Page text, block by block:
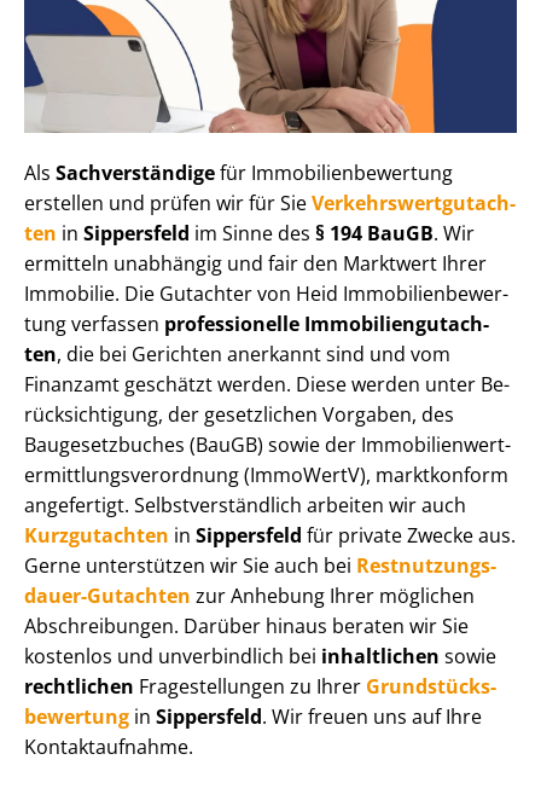
Als Sachverständigefür Im­mo­bi­li­en­be­wer­tung
erstellen und prüfen wir für SieVer­kehrs­wert­gut­ach­
ten in Sippersfeld im Sinne des § 194 BauGB. Wir
ermitteln unabhängig und fair den Marktwert Ihrer
Immobilie. Die Gutachter von Heid Im­mo­bi­li­en­be­wer­
tung verfassen professionelle Im­mo­bi­li­en­gut­ach­
ten, die bei Gerichten anerkannt sind und vom
Finanzamt geschätzt werden. Diese werden unter Be­
rück­sich­ti­gung, der gesetzlichen Vorgaben, des
Baugesetzbuches (BauGB) sowie der Im­mo­bi­li­en­wert­
ermitt­lungs­ver­ord­nung (ImmoWertV), marktkonform
angefertigt. Selbst­ver­ständ­lich arbeiten wir auch
Kurzgutachten in Sippersfeld für private Zwecke aus.
Gerne unterstützen wir Sie auch bei Rest­nut­zungs­
dau­er-Gutachten zur Anhebung Ihrer möglichen
Abschreibungen. Darüber hinaus beraten wir Sie
kostenlos und unverbindlich bei inhaltlichen sowie
rechtlichen Fragestellungen zu Ihrer Grund­stücks­
be­wer­tung in Sippersfeld. Wir freuen uns auf Ihre
Kontaktaufnahme.